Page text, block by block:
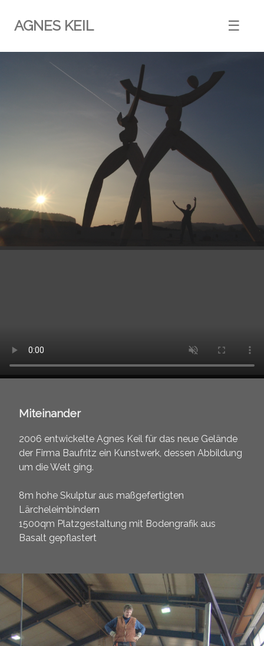
AGNES KEIL ☰
Miteinander
2006 entwickelte Agnes Keil für das neue Gelände
der Firma Baufritz ein Kunstwerk, dessen Abbildung
um die Welt ging.
8m hohe Skulptur aus maßgefertigten
Lärcheleimbindern
1500qm Platzgestaltung mit Bodengrafik aus
Basalt gepflastert